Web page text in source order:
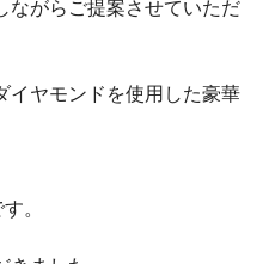
ながらご提案させていただ
イヤモンドを使用した豪華
。